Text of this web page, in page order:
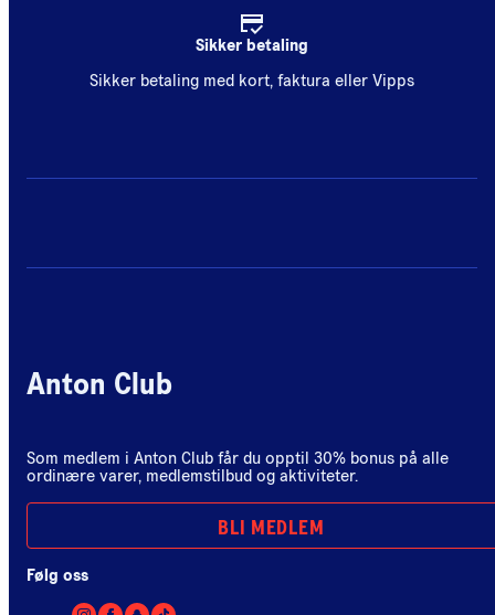
Sikker betaling
Sikker betaling med kort, faktura eller Vipps
Anton Club
Som medlem i Anton Club får du opptil 30% bonus på alle
ordinære varer, medlemstilbud og aktiviteter.
BLI MEDLEM
Følg oss